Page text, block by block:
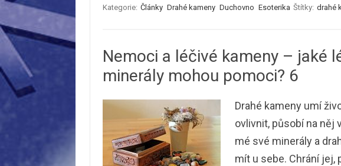
Kategorie: Články Drahé kameny Duchovno Esoterika Štítky: drahé
Nemoci a léčivé kameny – jaké
minerály mohou pomoci? 6
Drahé kameny umí
ovlivnit, působí na něj
mé své minerály a
mít u sebe. Chrání jej,